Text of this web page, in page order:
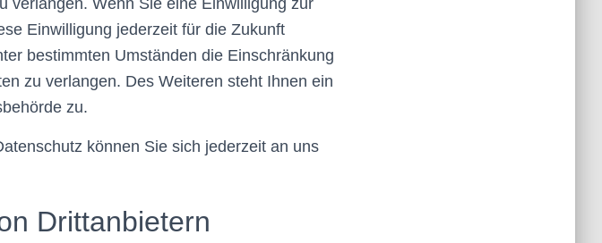
verlangen. Wenn Sie eine Einwilligung zur
Einwilligung jederzeit für die Zukunft
bestimmten Umständen die Einschränkung
zu verlangen. Des Weiteren steht Ihnen ein
zu.
können Sie sich jederzeit an uns
Dritt­anbietern